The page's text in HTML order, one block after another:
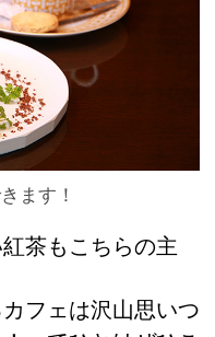
ます！
茶もこちらの主
フェは沢山思いつ